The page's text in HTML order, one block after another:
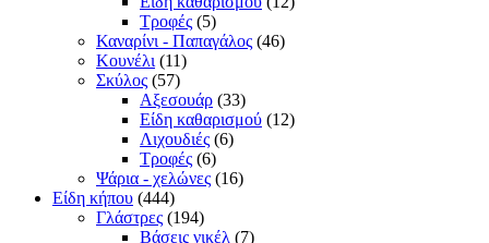
Τροφές (5)
Καναρίνι - Παπαγάλος (46)
Κουνέλι (11)
Σκύλος (57)
Αξεσουάρ (33)
Είδη καθαρισμού (12)
Λιχουδιές (6)
Τροφές (6)
Ψάρια - χελώνες (16)
Είδη κήπου (444)
Γλάστρες (194)
Βάσεις νικέλ (7)